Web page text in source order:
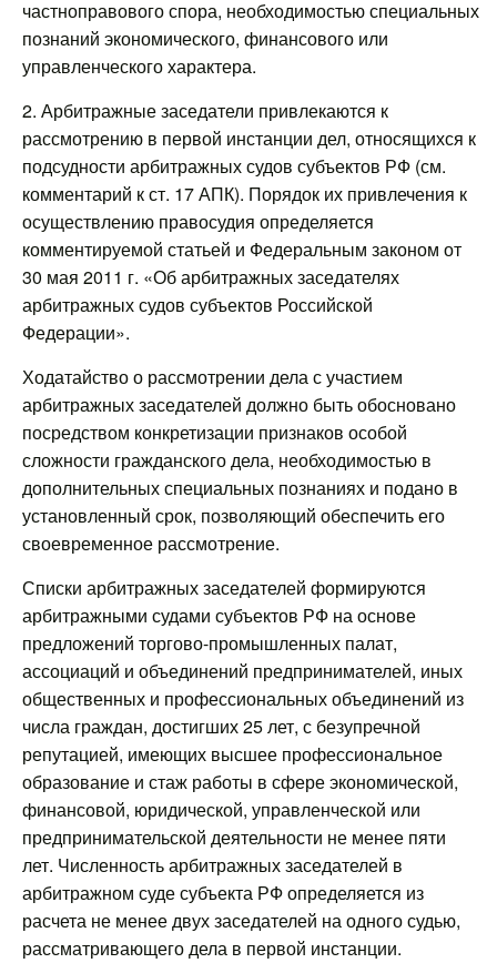
частноправового спора, необходимостью специальных
познаний экономического, финансового или
управленческого характера.
2. Арбитражные заседатели привлекаются к
рассмотрению в первой инстанции дел, относящихся к
подсудности арбитражных судов субъектов РФ (см.
комментарий к ст. 17 АПК). Порядок их привлечения к
осуществлению правосудия определяется
комментируемой статьей и Федеральным законом от
30 мая 2011 г. «Об арбитражных заседателях
арбитражных судов субъектов Российской
Федерации».
Ходатайство о рассмотрении дела с участием
арбитражных заседателей должно быть обосновано
посредством конкретизации признаков особой
сложности гражданского дела, необходимостью в
дополнительных специальных познаниях и подано в
установленный срок, позволяющий обеспечить его
своевременное рассмотрение.
Списки арбитражных заседателей формируются
арбитражными судами субъектов РФ на основе
предложений торгово-промышленных палат,
ассоциаций и объединений предпринимателей, иных
общественных и профессиональных объединений из
числа граждан, достигших 25 лет, с безупречной
репутацией, имеющих высшее профессиональное
образование и стаж работы в сфере экономической,
финансовой, юридической, управленческой или
предпринимательской деятельности не менее пяти
лет. Численность арбитражных заседателей в
арбитражном суде субъекта РФ определяется из
расчета не менее двух заседателей на одного судью,
рассматривающего дела в первой инстанции.